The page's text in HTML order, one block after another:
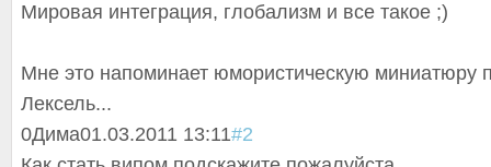
Мировая интеграция, глобализм и все такое ;)
Мне это напоминает юмористическую миниатюру
Лексель...
0Дима01.03.2011 13:11#2